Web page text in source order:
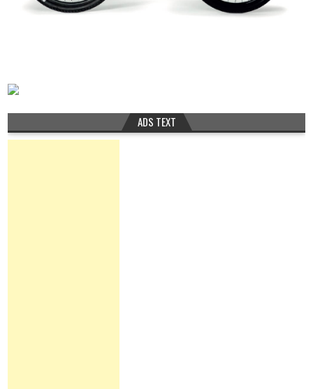
ADS TEXT